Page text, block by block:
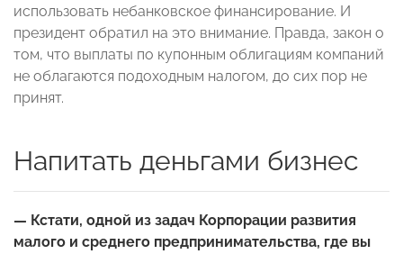
использовать небанковское финансирование. И
президент обратил на это внимание. Правда, закон о
том, что выплаты по купонным облигациям компаний
не облагаются подоходным налогом, до сих пор не
принят.
Напитать деньгами бизнес
— Кстати, одной из задач Корпорации развития
малого и среднего предпринимательства, где вы